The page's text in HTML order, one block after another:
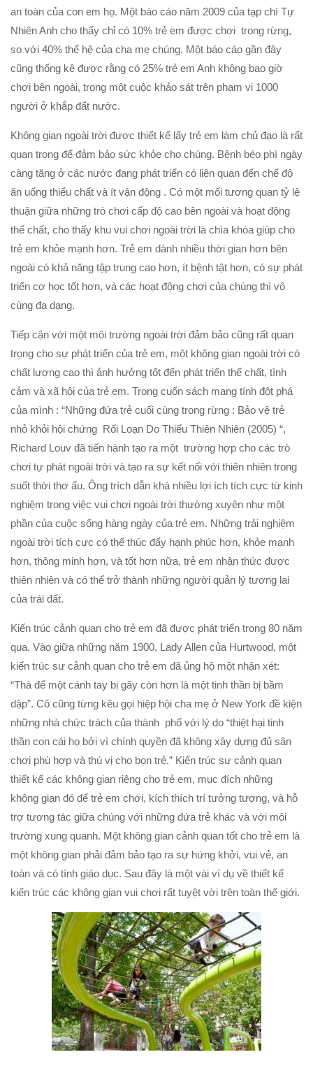
an toàn của con em họ. Một báo cáo năm 2009 của tạp chí Tự
Nhiên Anh cho thấy chỉ có 10% trẻ em được chơi trong rừng,
so với 40% thế hệ của cha mẹ chúng. Một báo cáo gần đây
cũng thống kê được rằng có 25% trẻ em Anh không bao giờ
chơi bên ngoài, trong một cuộc khảo sát trên phạm vi 1000
người ở khắp đất nước.
Không gian ngoài trời được thiết kế lấy trẻ em làm chủ đạo là rất
quan trọng để đảm bảo sức khỏe cho chúng. Bệnh béo phì ngày
càng tăng ở các nước đang phát triển có liên quan đến chế độ
ăn uống thiếu chất và ít vận động . Có một mối tương quan tỷ lệ
thuận giữa những trò chơi cấp độ cao bên ngoài và hoạt động
thể chất, cho thấy khu vui chơi ngoài trời là chìa khóa giúp cho
trẻ em khỏe mạnh hơn. Trẻ em dành nhiều thời gian hơn bên
ngoài có khả năng tập trung cao hơn, ít bệnh tật hơn, có sự phát
triển cơ học tốt hơn, và các hoạt động chơi của chúng thì vô
cùng đa dạng.
Tiếp cận với một môi trường ngoài trời đảm bảo cũng rất quan
trọng cho sự phát triển của trẻ em, một không gian ngoài trời có
chất lượng cao thì ảnh hưởng tốt đến phát triển thể chất, tình
cảm và xã hội của trẻ em. Trong cuốn sách mang tính đột phá
của mình : “Những đứa trẻ cuối cùng trong rừng : Bảo vệ trẻ
nhỏ khỏi hội chứng Rối Loạn Do Thiếu Thiên Nhiên (2005) “,
Richard Louv đã tiến hành tạo ra một trường hợp cho các trò
chơi tự phát ngoài trời và tạo ra sự kết nối với thiên nhiên trong
suốt thời thơ ấu. Ông trích dẫn khá nhiều lợi ích tích cực từ kinh
nghiệm trong việc vui chơi ngoài trời thường xuyên như một
phần của cuộc sống hàng ngày của trẻ em. Những trải nghiệm
ngoài trời tích cực có thể thúc đẩy hạnh phúc hơn, khỏe mạnh
hơn, thông minh hơn, và tốt hơn nữa, trẻ em nhận thức được
thiên nhiên và có thể trở thành những người quản lý tương lai
của trái đất.
Kiến trúc cảnh quan cho trẻ em đã được phát triển trong 80 năm
qua. Vào giữa những năm 1900, Lady Allen của Hurtwood, một
kiến trúc sư cảnh quan cho trẻ em đã ủng hộ một nhận xét:
“Thà để một cánh tay bị gãy còn hơn là một tinh thần bị bầm
dập”. Cô cũng từng kêu gọi hiệp hội cha mẹ ở New York đề kiện
những nhà chức trách của thành phố với lý do “thiệt hại tinh
thần con cái họ bởi vì chính quyền đã không xây dựng đủ sân
chơi phù hợp và thú vị cho bọn trẻ.” Kiến trúc sư cảnh quan
thiết kế các không gian riêng cho trẻ em, mục đích những
không gian đó để trẻ em chơi, kích thích trí tưởng tượng, và hỗ
trợ tương tác giữa chúng với những đứa trẻ khác và với môi
trường xung quanh. Một không gian cảnh quan tốt cho trẻ em là
một không gian phải đảm bảo tạo ra sự hứng khởi, vui vẻ, an
toàn và có tính giáo dục. Sau đây là một vài ví dụ về thiết kế
kiến trúc các không gian vui chơi rất tuyệt vời trên toàn thế giới.